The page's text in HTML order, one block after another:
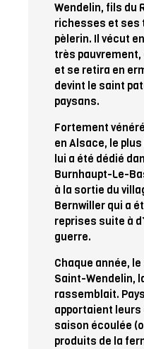
Wendelin, fils du
richesses et ses
pèlerin. Il vécut
très
et se retira en
devint le saint
paysans.
Fortement
en Alsace, le
lui a été dédié
Burnhaupt-Le-
à la sortie du
Bernwiller qui a
reprises suite à
guerre.
Chaque année,
Saint-Wendelin,
rassemblait.
apportaient
saison écoulée
produits de la